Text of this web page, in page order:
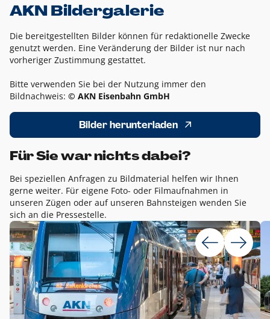
AKN Bildergalerie
Die bereitgestellten Bilder können für redaktionelle Zwecke
genutzt werden. Eine Veränderung der Bilder ist nur nach
vorheriger Zustimmung gestattet.
Bitte verwenden Sie bei der Nutzung immer den
Bildnachweis: © AKN Eisenbahn GmbH
Bilder herunterladen
Für Sie war nichts dabei?
Bei speziellen Anfragen zu Bildmaterial helfen wir Ihnen
gerne weiter. Für eigene Foto- oder Filmaufnahmen in
unseren Zügen oder auf unseren Bahnsteigen wenden Sie
sich an die Pressestelle.